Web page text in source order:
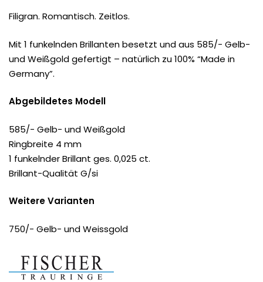
Filigran. Romantisch. Zeitlos.
Mit 1 funkelnden Brillanten besetzt und aus 585/- Gelb-
und Weißgold gefertigt – natürlich zu 100% “Made in
Germany”.
Abgebildetes Modell
585/- Gelb- und Weißgold
Ringbreite 4 mm
1 funkelnder Brillant ges. 0,025 ct.
Brillant-Qualität G/si
Weitere Varianten
750/- Gelb- und Weissgold